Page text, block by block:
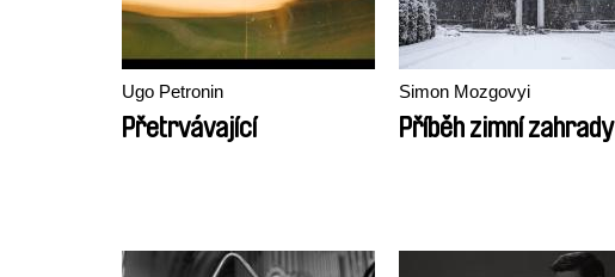
Ugo Petronin
Přetrvávající
Simon Mozgovyi
Příběh zimní zahrady